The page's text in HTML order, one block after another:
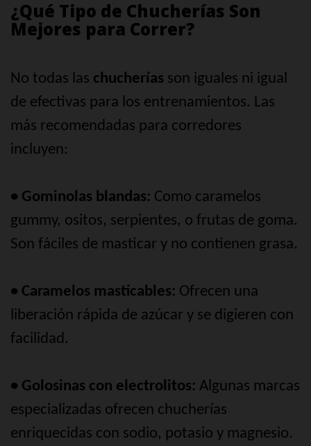
¿Qué Tipo de Chucherías Son
Mejores para Correr?
No todas las chucherías son iguales ni igual
de efectivas para los entrenamientos. Las
más recomendadas para corredores
incluyen:
• Gominolas blandas: Como caramelos
gummy, ositos, serpientes, o frutas de goma.
Son fáciles de masticar y no contienen grasa.
• Caramelos masticables: Ofrecen una
liberación rápida de azúcar y se digieren con
facilidad.
• Golosinas con electrolitos: Algunas marcas
especializadas ofrecen chucherías
enriquecidas con sodio, potasio y magnesio.